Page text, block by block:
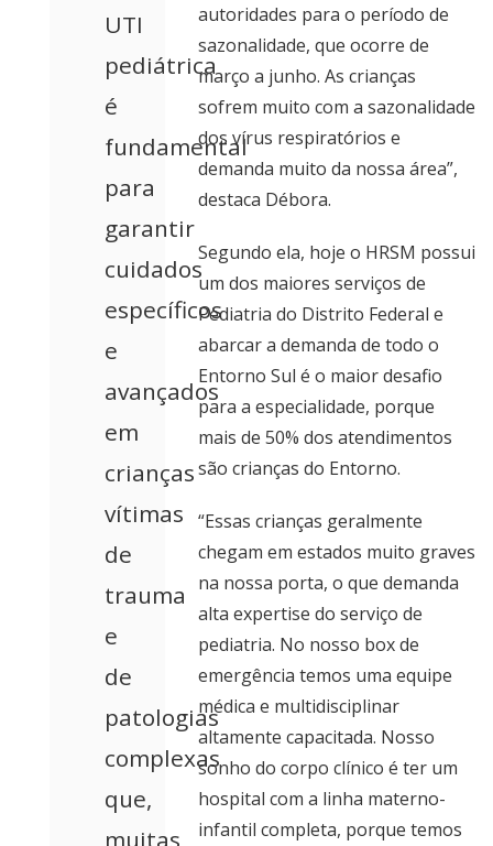
UTI
pediátrica
é
fundamental
para
garantir
cuidados
específicos
e
avançados
em
crianças
vítimas
de
trauma
e
de
patologias
complexas
que,
muitas
autoridades para o período de
sazonalidade, que ocorre de
março a junho. As crianças
sofrem muito com a sazonalidade
dos vírus respiratórios e
demanda muito da nossa área”,
destaca Débora.
Segundo ela, hoje o HRSM possui
um dos maiores serviços de
Pediatria do Distrito Federal e
abarcar a demanda de todo o
Entorno Sul é o maior desafio
para a especialidade, porque
mais de 50% dos atendimentos
são crianças do Entorno.
“Essas crianças geralmente
chegam em estados muito graves
na nossa porta, o que demanda
alta expertise do serviço de
pediatria. No nosso box de
emergência temos uma equipe
médica e multidisciplinar
altamente capacitada. Nosso
sonho do corpo clínico é ter um
hospital com a linha materno-
infantil completa, porque temos